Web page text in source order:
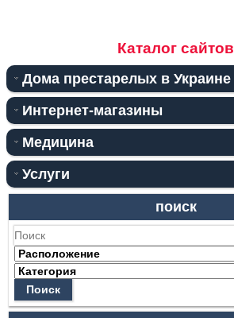
Каталог сайтов
Дома престарелых в Украине
Интернет-магазины
Медицина
Услуги
поиск
Поиск